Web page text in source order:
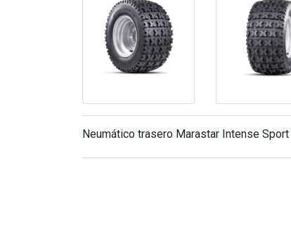
Neumático trasero Marastar Intense